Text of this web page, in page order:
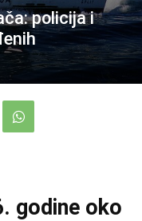
policija i
godine oko